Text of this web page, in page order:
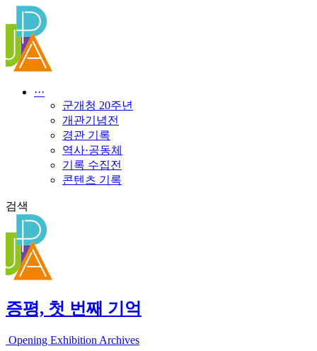
텐
로
건
···
군개청 20주년
개관기념전
경관 기록
역사·공동체
기록 수집전
콘텐츠 기록
검색
증평, 첫 번째 기억
Opening Exhibition Archives